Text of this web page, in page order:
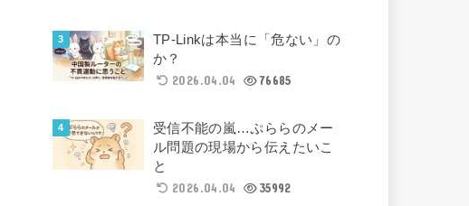
TP-Linkは本当に「危ない」の
か？
2026.04.04
76685
受信不能の嵐…ぷららのメー
ル問題の現場から伝えたいこ
と
2026.04.04
35992